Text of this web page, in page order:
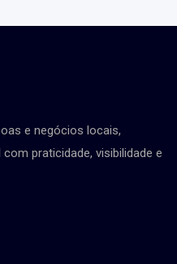
e negócios locais,
praticidade, visibilidade e